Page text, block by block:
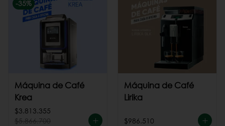
-35%
Máquina de Café
Krea
$3.813.355
$5.866.700
Máquina de Café
Lirika
$986.510